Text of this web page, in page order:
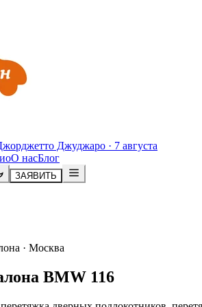
Джуджаро · 7 августа
О насБлог
ЗАЯВИТЬ
· Москва
BMW 116